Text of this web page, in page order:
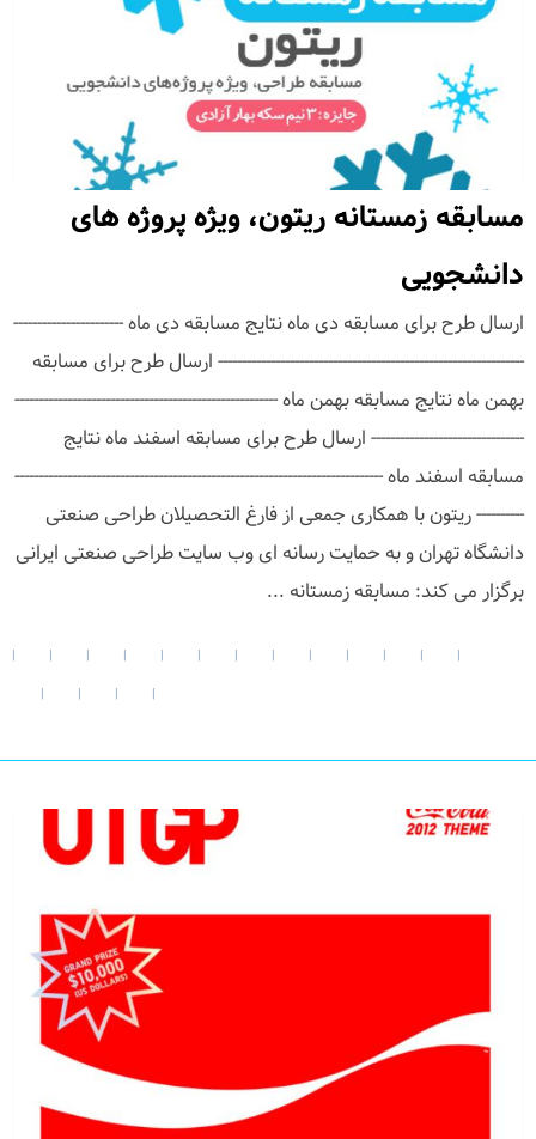
مسابقه زمستانه ریتون، ویژه پروژه های
دانشجویی
ارسال طرح برای مسابقه دی ماه نتایج مسابقه دی ماه -----------------------
---------------------------------------------------------------- ارسال طرح برای مسابقه
بهمن ماه نتایج مسابقه بهمن ماه -------------------------------------------------------
-------------------------------- ارسال طرح برای مسابقه اسفند ماه نتایج
مسابقه اسفند ماه -----------------------------------------------------------------------------
---------- ریتون با همکاری جمعی از فارغ التحصیلان طراحی صنعتی
دانشگاه تهران و به حمایت رسانه ای وب سایت طراحی صنعتی ایرانی
برگزار می کند: مسابقه زمستانه ...
|
|
|
|
|
|
|
|
|
|
|
|
|
|
|
|
|